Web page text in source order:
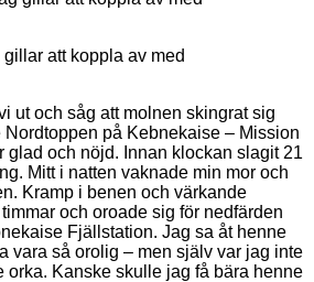
att koppla av med
ut och såg att molnen skingrat sig
på Kebnekaise – Mission
glad och nöjd. Innan klockan slagit 21
Mitt i natten vaknade min mor och
Kramp i benen och värkande
och oroade sig för nedfärden
Fjällstation. Jag sa åt henne
vara så orolig – men själv var jag inte
orka. Kanske skulle jag få bära henne